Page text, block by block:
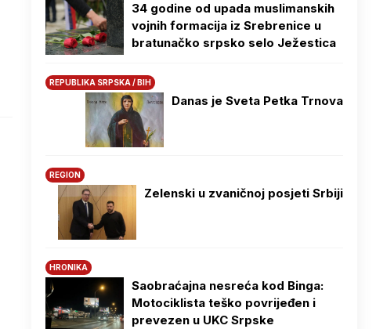
34 godine od upada muslimanskih
vojnih formacija iz Srebrenice u
bratunačko srpsko selo Јežestica
REPUBLIKA SRPSKA / BIH
Danas je Sveta Petka Trnova
REGION
Zelenski u zvaničnoj posjeti Srbiji
HRONIKA
Saobraćajna nesreća kod Binga:
Motociklista teško povrijeđen i
prevezen u UKC Srpske